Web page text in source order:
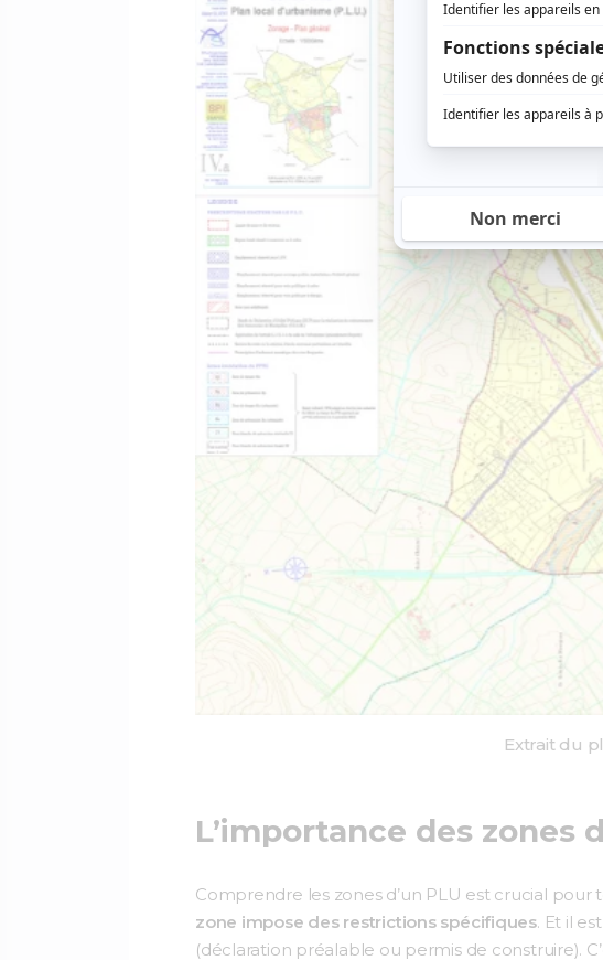
Extrait du
L’importance des zones
Comprendre les zones d’un PLU est crucial
zone impose des restrictions spécifiques. Et il
(déclaration préalable ou permis de construire).